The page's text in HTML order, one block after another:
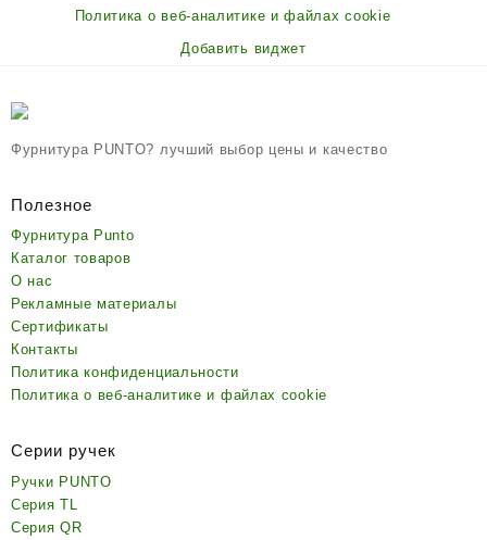
Политика о веб-аналитике и файлах cookie
Добавить виджет
Фурнитура PUNTO? лучший выбор цены и качество
Полезное
Фурнитура Punto
Каталог товаров
О нас
Рекламные материалы
Сертификаты
Контакты
Политика конфиденциальности
Политика о веб-аналитике и файлах cookie
Серии ручек
Ручки PUNTO
Серия TL
Серия QR